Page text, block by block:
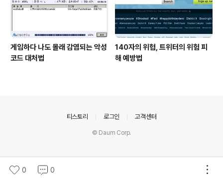
게임하다 나도 몰래 감염되는 악성
코드 대처법
140자의 위협, 트위터의 위험 피
해 예방법
0 0
티스토리 로그인 고객센터
© Daum Corp.